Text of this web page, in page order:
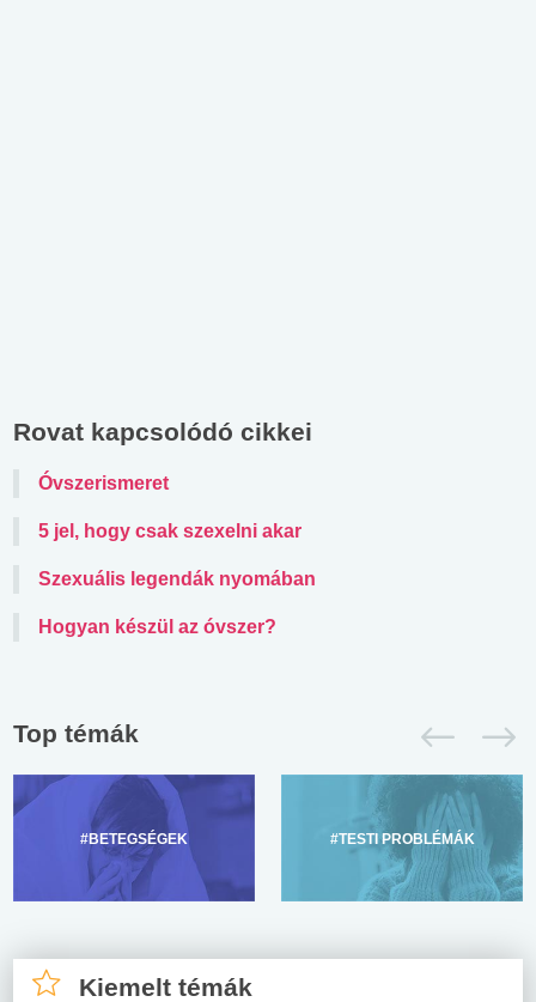
Rovat kapcsolódó cikkei
Óvszerismeret
5 jel, hogy csak szexelni akar
Szexuális legendák nyomában
Hogyan készül az óvszer?
Top témák
#BETEGSÉGEK #TESTI PROBLÉMÁK
Kiemelt témák